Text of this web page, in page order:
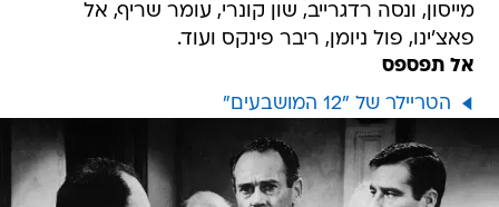
מייסון, ונסה רדגרייב, שון קונרי, עומר שריף, אל
פאצ'ינו, פול ניומן, ריבר פינקס ועוד.
אל תפספס
הטריילר של "12 המושבעים"